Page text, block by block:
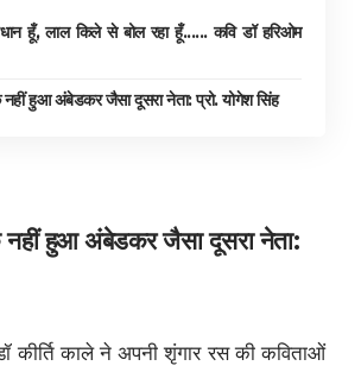
हूँ, लाल किले से बोल रहा हूँ...... कवि डॉ हरिओम
हुआ अंबेडकर जैसा दूसरा नेता: प्रो. योगेश सिंह
हुआ अंबेडकर जैसा दूसरा नेता:
कीर्ति काले ने अपनी शृंगार रस की कविताओं